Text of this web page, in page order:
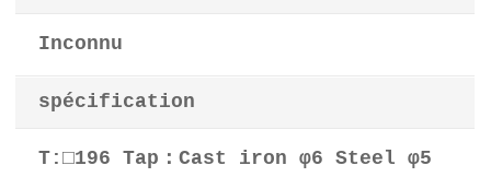
Inconnu
spécification
T:□196 Tap：Cast iron φ6 Steel φ5